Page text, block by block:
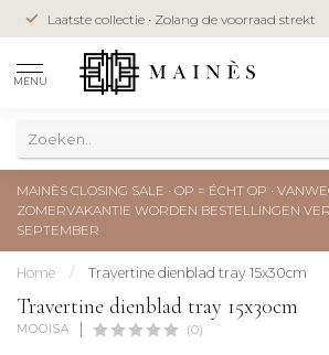
Laatste collectie • Zolang de voorraad strekt
MENU
MAINÈS CLOSING SALE • OP = ÉCHT OP •
ZOMERVAKANTIE WORDEN BESTELLINGEN
SEPTEMBER
Home / Travertine dienblad tray 15x30cm
Travertine dienblad tray 15x30cm
MOOISA (0)